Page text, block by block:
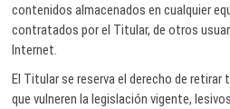
contenidos almacenados en cualquier
contratados por el Titular, de otros
Internet.
El Titular se reserva el derecho de
que vulneren la legislación vigente,